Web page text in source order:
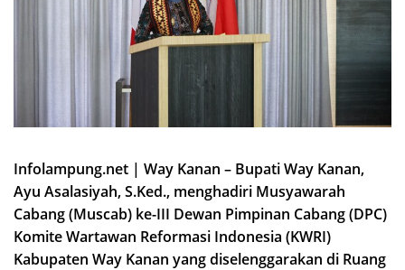
Infolampung.net | Way Kanan – Bupati Way Kanan,
Ayu Asalasiyah, S.Ked., menghadiri Musyawarah
Cabang (Muscab) ke-III Dewan Pimpinan Cabang (DPC)
Komite Wartawan Reformasi Indonesia (KWRI)
Kabupaten Way Kanan yang diselenggarakan di Ruang